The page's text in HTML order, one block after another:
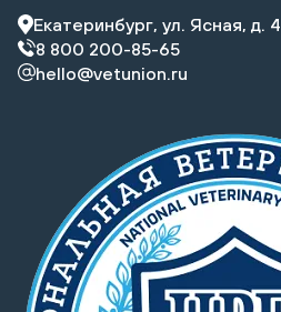
Екатеринбург, ул. Ясная, д. 4
8 800 200-85-65
hello@vetunion.ru